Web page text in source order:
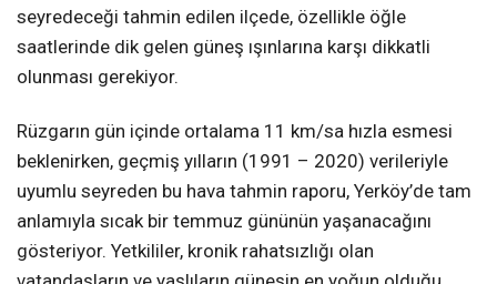
seyredeceği tahmin edilen ilçede, özellikle öğle
saatlerinde dik gelen güneş ışınlarına karşı dikkatli
olunması gerekiyor.
Rüzgarın gün içinde ortalama 11 km/sa hızla esmesi
beklenirken, geçmiş yılların (1991 – 2020) verileriyle
uyumlu seyreden bu hava tahmin raporu, Yerköy’de tam
anlamıyla sıcak bir temmuz gününün yaşanacağını
gösteriyor. Yetkililer, kronik rahatsızlığı olan